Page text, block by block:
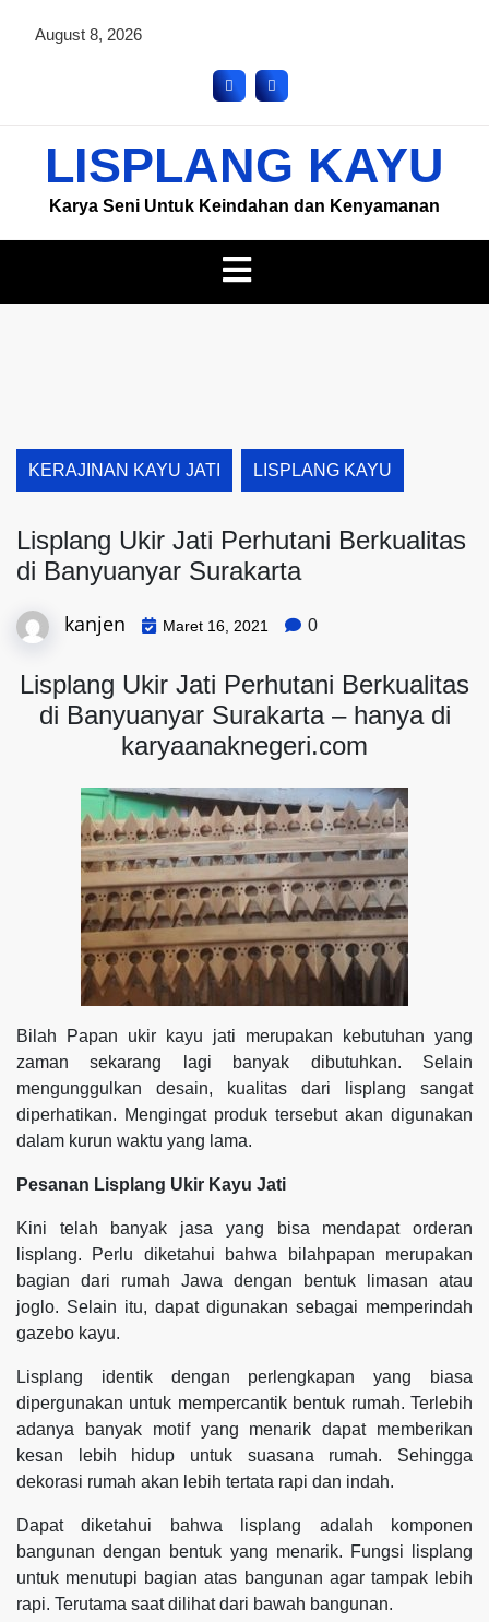
August 8, 2026
LISPLANG KAYU
Karya Seni Untuk Keindahan dan Kenyamanan
KERAJINAN KAYU JATI LISPLANG KAYU
Lisplang Ukir Jati Perhutani Berkualitas
di Banyuanyar Surakarta
kanjen Maret 16, 2021 0
Lisplang Ukir Jati Perhutani Berkualitas
di Banyuanyar Surakarta – hanya di
karyaanaknegeri.com
Bilah Papan ukir kayu jati merupakan kebutuhan yang
zaman sekarang lagi banyak dibutuhkan. Selain
mengunggulkan desain, kualitas dari lisplang sangat
diperhatikan. Mengingat produk tersebut akan digunakan
dalam kurun waktu yang lama.
Pesanan Lisplang Ukir Kayu Jati
Kini telah banyak jasa yang bisa mendapat orderan
lisplang. Perlu diketahui bahwa bilahpapan merupakan
bagian dari rumah Jawa dengan bentuk limasan atau
joglo. Selain itu, dapat digunakan sebagai memperindah
gazebo kayu.
Lisplang identik dengan perlengkapan yang biasa
dipergunakan untuk mempercantik bentuk rumah. Terlebih
adanya banyak motif yang menarik dapat memberikan
kesan lebih hidup untuk suasana rumah. Sehingga
dekorasi rumah akan lebih tertata rapi dan indah.
Dapat diketahui bahwa lisplang adalah komponen
bangunan dengan bentuk yang menarik. Fungsi lisplang
untuk menutupi bagian atas bangunan agar tampak lebih
rapi. Terutama saat dilihat dari bawah bangunan.